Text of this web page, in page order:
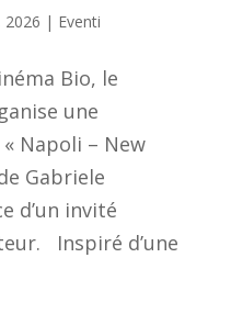
2026 | Eventi
Bio, le
une
Napoli – New
Gabriele
d’un invité
Inspiré d’une